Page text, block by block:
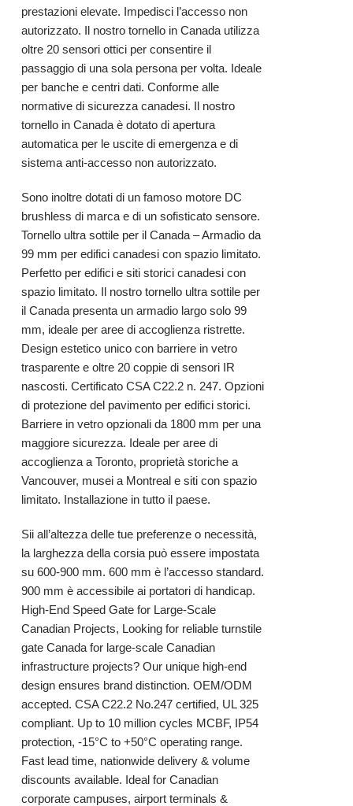
prestazioni elevate. Impedisci l’accesso non
autorizzato. Il nostro tornello in Canada utilizza
oltre 20 sensori ottici per consentire il
passaggio di una sola persona per volta. Ideale
per banche e centri dati. Conforme alle
normative di sicurezza canadesi. Il nostro
tornello in Canada è dotato di apertura
automatica per le uscite di emergenza e di
sistema anti-accesso non autorizzato.
Sono inoltre dotati di un famoso motore DC
brushless di marca e di un sofisticato sensore.
Tornello ultra sottile per il Canada – Armadio da
99 mm per edifici canadesi con spazio limitato.
Perfetto per edifici e siti storici canadesi con
spazio limitato. Il nostro tornello ultra sottile per
il Canada presenta un armadio largo solo 99
mm, ideale per aree di accoglienza ristrette.
Design estetico unico con barriere in vetro
trasparente e oltre 20 coppie di sensori IR
nascosti. Certificato CSA C22.2 n. 247. Opzioni
di protezione del pavimento per edifici storici.
Barriere in vetro opzionali da 1800 mm per una
maggiore sicurezza. Ideale per aree di
accoglienza a Toronto, proprietà storiche a
Vancouver, musei a Montreal e siti con spazio
limitato. Installazione in tutto il paese.
Sii all’altezza delle tue preferenze o necessità,
la larghezza della corsia può essere impostata
su 600-900 mm. 600 mm è l’accesso standard.
900 mm è accessibile ai portatori di handicap.
High-End Speed Gate for Large-Scale
Canadian Projects, Looking for reliable turnstile
gate Canada for large-scale Canadian
infrastructure projects? Our unique high-end
design ensures brand distinction. OEM/ODM
accepted. CSA C22.2 No.247 certified, UL 325
compliant. Up to 10 million cycles MCBF, IP54
protection, -15°C to +50°C operating range.
Fast lead time, nationwide delivery & volume
discounts available. Ideal for Canadian
corporate campuses, airport terminals &